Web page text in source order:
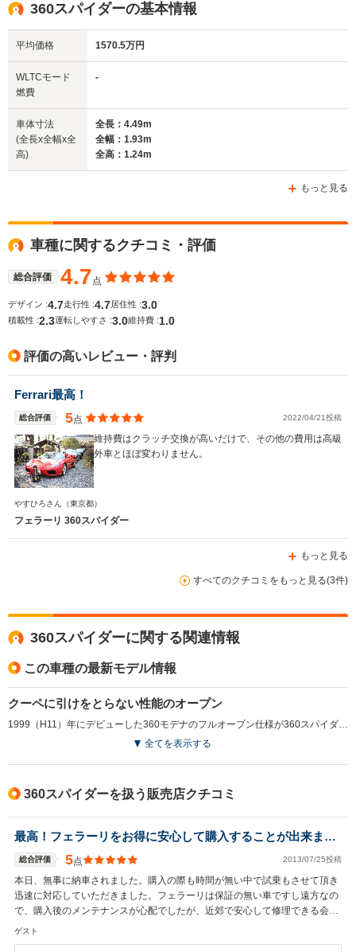
サイズ
(全長x全幅x全高)
WLTCモード
燃費
排気量
駆動方式
-m
-
4297cc
FR
-
360スパイダーの基本情報
平均価格 1570.5万円
WLTCモード
燃費
-
車体寸法
(全長x全幅x全
高)
全長：4.49m
全幅：1.93m
全高：1.24m
もっと見る
車種に関するクチコミ・評価
総合評価 4.7点
デザイン :4.7走行性 :4.7居住性 :3.0
積載性 :2.3運転しやすさ :3.0維持費 :1.0
評価の高いレビュー・評判
Ferrari最高！
総合評価 5点 2022/04/21投稿
維持費はクラッチ交換が高いだけで、その他の費用は高級
外車とほぼ変わりません。
やすひろさん （東京都）
フェラーリ 360スパイダー
もっと見る
すべてのクチコミをもっと見る(3件)
360スパイダーに関する関連情報
この車種の最新モデル情報
クーペに引けをとらない性能のオープン
1999（H11）年にデビューした360モデナのフルオープン仕様が360スパイダーだ。2001（H13）年に日本市場へ正規導入される。フェラーリのエントリーモデルとなるV8シリーズの場合、348そしてF355の時代にはタルガトップモデルとフルオープンモデルが用意されていたが、その後継モデルの360シリーズはクーペとフルオープンのみの設定となった。V8エンジンをミッドに積む本格スポーツカーで、開発当初からフルオープンを想定して企画されただけあって、その実力はクーペのベルリネッタとほぼ変わらない。複雑な動きで開閉するソフトトップはもちろん電動式。デザインはフェラーリの定石どおりピニンファリーナが担当した。赤以外のボディカラーが似合う跳ね馬として発表直後は大人気を博した。360という名前は搭載するV8ユニットの排気量、すなわち3.6Lを表している。400psを発生するこのV8エンジンには6MTもしくはF1マチック（セミオートマ）を組み合わせる。豪快なエグゾーストノートを堪能するならスパイダーモデルだろう。（2004.4）
全てを表示する
360スパイダーを扱う販売店クチコミ
最高！フェラーリをお得に安心して購入することが出来ました。
総合評価 5点 2013/07/25投稿
本日、無事に納車されました。購入の際も時間が無い中で試乗もさせて頂き
迅速に対応していただきました。フェラーリは保証の無い車ですし遠方なの
で、購入後のメンテナンスが心配でしたが、近郊で安心して修理できる会社
もご紹介頂き、非常に親切な対応で大満足です。また買い替えの時は遠方で
ゲスト